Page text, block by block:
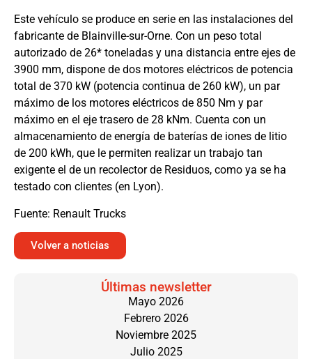
Este vehículo se produce en serie en las instalaciones del
fabricante de Blainville-sur-Orne. Con un peso total
autorizado de 26* toneladas y una distancia entre ejes de
3900 mm, dispone de dos motores eléctricos de potencia
total de 370 kW (potencia continua de 260 kW), un par
máximo de los motores eléctricos de 850 Nm y par
máximo en el eje trasero de 28 kNm. Cuenta con un
almacenamiento de energía de baterías de iones de litio
de 200 kWh, que le permiten realizar un trabajo tan
exigente el de un recolector de Residuos, como ya se ha
testado con clientes (en Lyon).
Fuente: Renault Trucks
Volver a noticias
Últimas newsletter
Mayo 2026
Febrero 2026
Noviembre 2025
Julio 2025